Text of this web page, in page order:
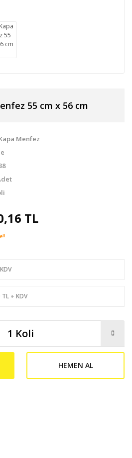
55 cm x 56 cm
Menfez
TL
+ KDV
HEMEN AL